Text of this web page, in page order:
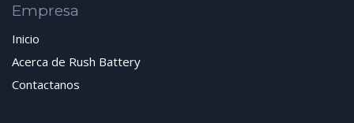
Empresa
Inicio
Acerca de Rush Battery
Contactanos